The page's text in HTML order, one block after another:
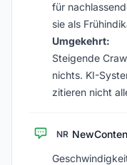
für
sie als
Umgekehrt:
Steigende
nichts. KI-
zitieren nicht
NR